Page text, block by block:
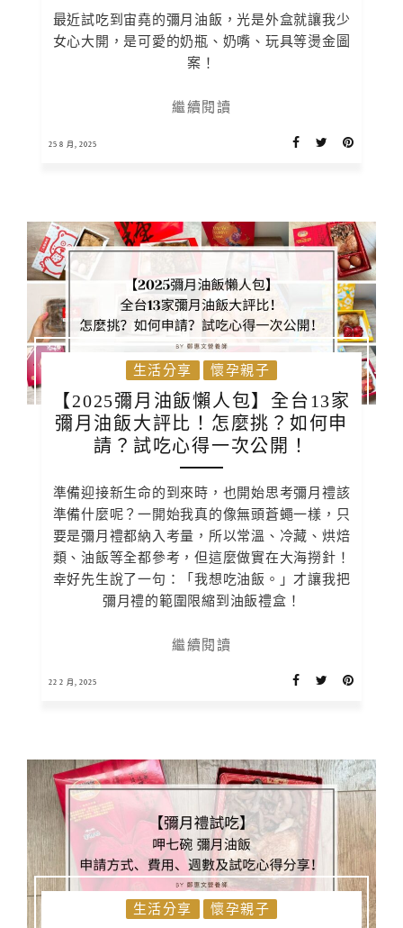
最近試吃到宙堯的彌月油飯，光是外盒就讓我少
女心大開，是可愛的奶瓶、奶嘴、玩具等燙金圖
案！
繼續閱讀
25 8 月, 2025
生活分享 懷孕親子
【2025彌月油飯懶人包】全台13家
彌月油飯大評比！怎麼挑？如何申
請？試吃心得一次公開！
準備迎接新生命的到來時，也開始思考彌月禮該
準備什麼呢？一開始我真的像無頭蒼蠅一樣，只
要是彌月禮都納入考量，所以常溫、冷藏、烘焙
類、油飯等全都參考，但這麼做實在大海撈針！
幸好先生說了一句：「我想吃油飯。」才讓我把
彌月禮的範圍限縮到油飯禮盒！
繼續閱讀
22 2 月, 2025
生活分享 懷孕親子